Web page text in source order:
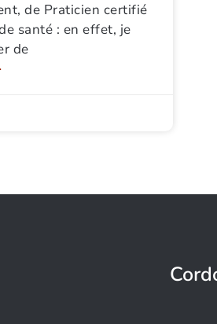
de Praticien certifié
santé : en effet, je
de